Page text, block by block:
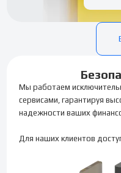
Мы работаем
сервисами, гарантируя
надежности ваших
Для наших клиентов